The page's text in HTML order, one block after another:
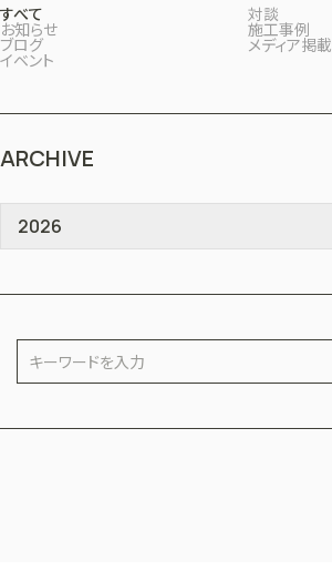
すべて 対談
お知らせ 施工事例
ブログ メディア掲載
イベント
ARCHIVE